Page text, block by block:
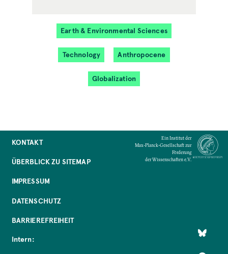
Earth & Environmental Sciences
Technology Anthropocene
Globalization
KONTAKT
ÜBERBLICK ZU SITEMAP
IMPRESSUM
DATENSCHUTZ
BARRIEREFREIHEIT
Intern:
Ein Institut der
Max-Planck-Gesellschaft zur
Förderung
der Wissenschaften e.V.